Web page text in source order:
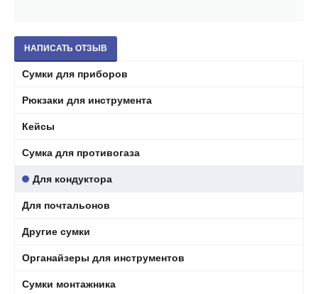
НАПИСАТЬ ОТЗЫВ
Сумки для приборов
Рюкзаки для инструмента
Кейсы
Сумка для противогаза
Для кондуктора
Для почтальонов
Другие сумки
Органайзеры для инструментов
Сумки монтажника